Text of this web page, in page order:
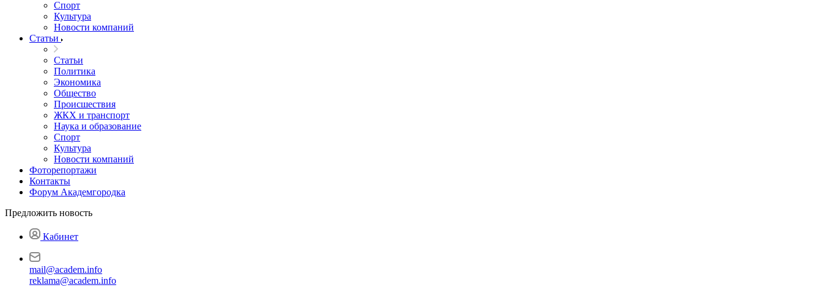
Спорт
Культура
Новости компаний
Статьи
Статьи
Политика
Экономика
Общество
Происшествия
ЖКХ и транспорт
Наука и образование
Спорт
Культура
Новости компаний
Фоторепортажи
Контакты
Форум Академгородка
Предложить новость
Кабинет
mail@academ.info
reklama@academ.info